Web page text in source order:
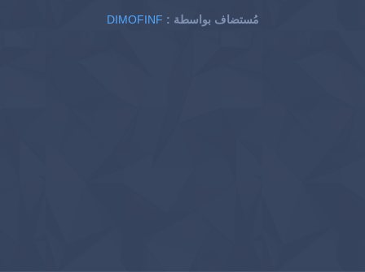
DIMOFINF : مُستضاف بواسطة